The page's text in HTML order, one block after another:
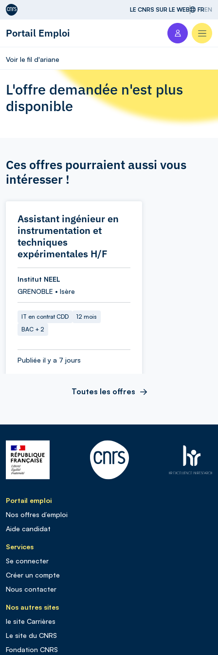
Aller au contenu LE CNRS SUR LE WEB FREN
Portail Emploi
Voir le fil d'ariane
L'offre demandée n'est plus
disponible
Ces offres pourraient aussi vous
intéresser !
Assistant ingénieur en
instrumentation et
techniques
expérimentales H/F
Institut NEEL
GRENOBLE • Isère
IT en contrat CDD
12 mois
BAC + 2
Publiée il y a 7 jours
Toutes les offres
Portail emploi
Nos offres d’emploi
Aide candidat
Services
Se connecter
Créer un compte
Nous contacter
Nos autres sites
le site Carrières
Le site du CNRS
Fondation CNRS